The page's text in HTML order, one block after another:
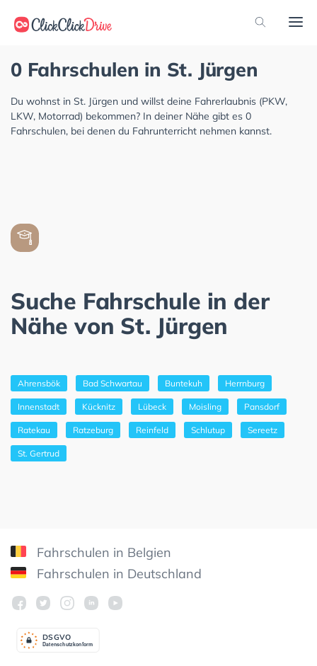
0 Fahrschulen in St. Jürgen
Du wohnst in St. Jürgen und willst deine Fahrerlaubnis (PKW,
LKW, Motorrad) bekommen? In deiner Nähe gibt es 0
Fahrschulen, bei denen du Fahrunterricht nehmen kannst.
Suche Fahrschule in der
Nähe von St. Jürgen
Ahrensbök Bad Schwartau Buntekuh Herrnburg
Innenstadt Kücknitz Lübeck Moisling Pansdorf
Ratekau Ratzeburg Reinfeld Schlutup Sereetz
St. Gertrud
Fahrschulen in Belgien
Fahrschulen in Deutschland
Datenschutzkonform
DSGVO